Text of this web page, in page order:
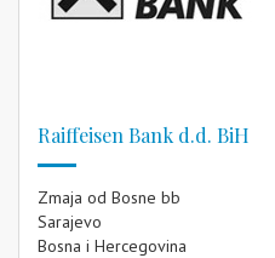
Raiffeisen Bank d.d. BiH
Zmaja od Bosne bb
Sarajevo
Bosna i Hercegovina